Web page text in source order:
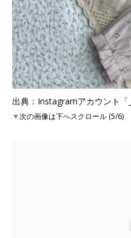
出典：Instagramアカウント「
▼次の画像は下へスクロール (5/6)